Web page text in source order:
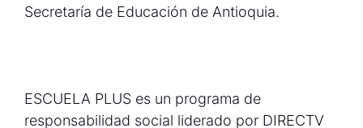
Secretaría de Educación de Antioquia.
ESCUELA PLUS es un programa de
responsabilidad social liderado por DIRECTV